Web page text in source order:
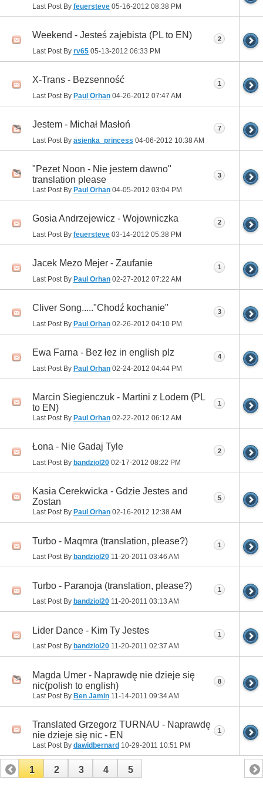
Last Post By feuersteve 05-16-2012 08:38 PM
Weekend - Jesteś zajebista (PL to EN)
Last Post By rv65 05-13-2012 06:33 PM
2
X-Trans - Bezsenność
Last Post By Paul Orhan 04-26-2012 07:47 AM
1
Jestem - Michał Masłoń
Last Post By asienka_princess 04-06-2012 10:38 AM
7
"Pezet Noon - Nie jestem dawno"
translation please
Last Post By Paul Orhan 04-05-2012 03:04 PM
3
Gosia Andrzejewicz - Wojowniczka
Last Post By feuersteve 03-14-2012 05:38 PM
2
Jacek Mezo Mejer - Zaufanie
Last Post By Paul Orhan 02-27-2012 07:22 AM
1
Cliver Song....."Chodź kochanie"
Last Post By Paul Orhan 02-26-2012 04:10 PM
3
Ewa Farna - Bez łez in english plz
Last Post By Paul Orhan 02-24-2012 04:44 PM
4
Marcin Siegienczuk - Martini z Lodem (PL
to EN)
Last Post By Paul Orhan 02-22-2012 06:12 AM
1
Łona - Nie Gadaj Tyle
Last Post By bandziol20 02-17-2012 08:22 PM
2
Kasia Cerekwicka - Gdzie Jestes and
Zostan
Last Post By Paul Orhan 02-16-2012 12:38 AM
5
Turbo - Maqmra (translation, please?)
Last Post By bandziol20 11-20-2011 03:46 AM
1
Turbo - Paranoja (translation, please?)
Last Post By bandziol20 11-20-2011 03:13 AM
1
Lider Dance - Kim Ty Jestes
Last Post By bandziol20 11-20-2011 02:37 AM
1
Magda Umer - Naprawdę nie dzieje się
nic(polish to english)
Last Post By Ben Jamin 11-14-2011 09:34 AM
8
Translated Grzegorz TURNAU - Naprawdę
nie dzieje się nic - EN
Last Post By dawidbernard 10-29-2011 10:51 PM
1
1 2 3 4 5